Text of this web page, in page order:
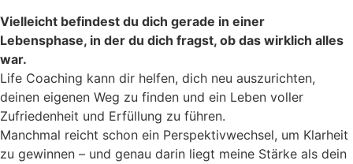
Vielleicht befindest du dich gerade in einer
Lebensphase, in der du dich fragst, ob das wirklich alles
war.
Life Coaching kann dir helfen, dich neu auszurichten,
deinen eigenen Weg zu finden und ein Leben voller
Zufriedenheit und Erfüllung zu führen.
Manchmal reicht schon ein Perspektivwechsel, um Klarheit
zu gewinnen – und genau darin liegt meine Stärke als dein